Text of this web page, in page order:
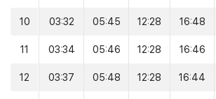
10 03:32 05:45 12:28 16:48
11 03:34 05:46 12:28 16:46
12 03:37 05:48 12:28 16:44